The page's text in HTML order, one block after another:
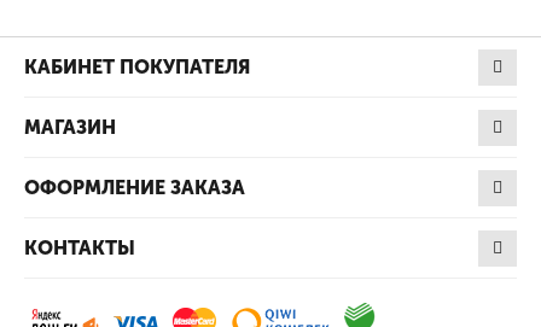
КАБИНЕТ ПОКУПАТЕЛЯ
МАГАЗИН
ОФОРМЛЕНИЕ ЗАКАЗА
КОНТАКТЫ